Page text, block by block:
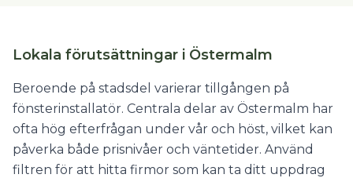
Lokala förutsättningar i Östermalm
Beroende på stadsdel varierar tillgången på
fönsterinstallatör. Centrala delar av Östermalm har
ofta hög efterfrågan under vår och höst, vilket kan
påverka både prisnivåer och väntetider. Använd
filtren för att hitta firmor som kan ta ditt uppdrag